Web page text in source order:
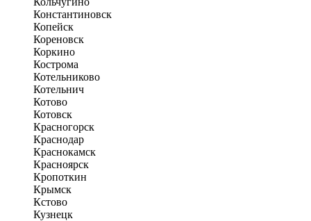
Константиновск
Копейск
Кореновск
Коркино
Кострома
Котельниково
Котельнич
Котово
Котовск
Красногорск
Краснодар
Краснокамск
Красноярск
Кропоткин
Крымск
Кстово
Кузнецк